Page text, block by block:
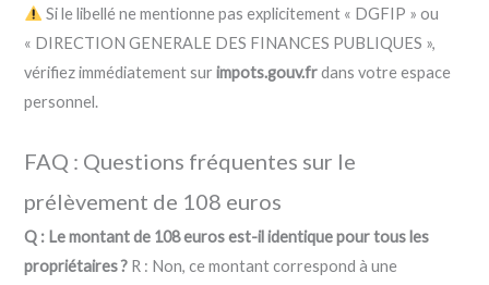
Si le libellé ne mentionne pas explicitement « DGFIP » ou
« DIRECTION GENERALE DES FINANCES PUBLIQUES »,
vérifiez immédiatement surimpots.gouv.frdans votre espace
personnel.
FAQ : Questions fréquentes sur le
prélèvement de 108 euros
Q : Le montant de 108 euros est-il identique pour tous les
propriétaires ? R : Non, ce montant correspond à une